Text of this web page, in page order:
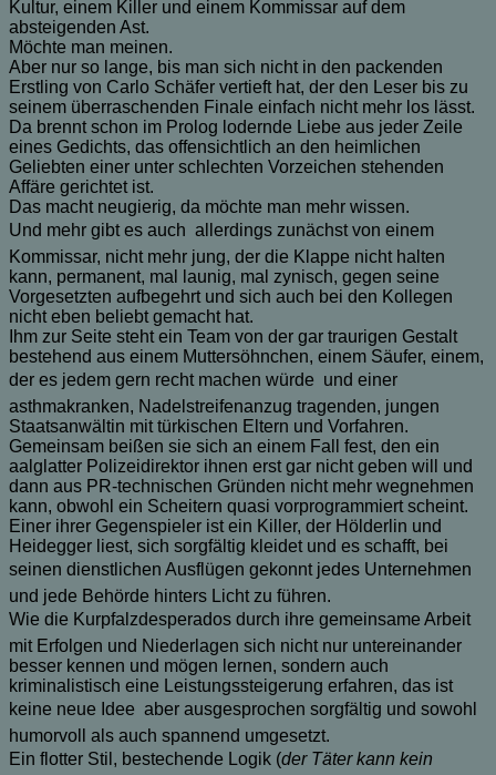
Kultur, einem Killer und einem Kommissar auf dem
absteigenden Ast.
Möchte man meinen.
Aber nur so lange, bis man sich nicht in den packenden
Erstling von Carlo Schäfer vertieft hat, der den Leser bis zu
seinem überraschenden Finale einfach nicht mehr los lässt.
Da brennt schon im Prolog lodernde Liebe aus jeder Zeile
eines Gedichts, das offensichtlich an den heimlichen
Geliebten einer unter schlechten Vorzeichen stehenden
Affäre gerichtet ist.
Das macht neugierig, da möchte man mehr wissen.
Und mehr gibt es auch  allerdings zunächst von einem
Kommissar, nicht mehr jung, der die Klappe nicht halten
kann, permanent, mal launig, mal zynisch, gegen seine
Vorgesetzten aufbegehrt und sich auch bei den Kollegen
nicht eben beliebt gemacht hat.
Ihm zur Seite steht ein Team von der gar traurigen Gestalt
bestehend aus einem Muttersöhnchen, einem Säufer, einem,
der es jedem gern recht machen würde  und einer
asthmakranken, Nadelstreifenanzug tragenden, jungen
Staatsanwältin mit türkischen Eltern und Vorfahren.
Gemeinsam beißen sie sich an einem Fall fest, den ein
aalglatter Polizeidirektor ihnen erst gar nicht geben will und
dann aus PR-technischen Gründen nicht mehr wegnehmen
kann, obwohl ein Scheitern quasi vorprogrammiert scheint.
Einer ihrer Gegenspieler ist ein Killer, der Hölderlin und
Heidegger liest, sich sorgfältig kleidet und es schafft, bei
seinen dienstlichen Ausflügen gekonnt jedes Unternehmen
und jede Behörde hinters Licht zu führen.
Wie die Kurpfalzdesperados durch ihre gemeinsame Arbeit
mit Erfolgen und Niederlagen sich nicht nur untereinander
besser kennen und mögen lernen, sondern auch
kriminalistisch eine Leistungssteigerung erfahren, das ist
keine neue Idee  aber ausgesprochen sorgfältig und sowohl
humorvoll als auch spannend umgesetzt.
Ein flotter Stil, bestechende Logik (der Täter kann kein